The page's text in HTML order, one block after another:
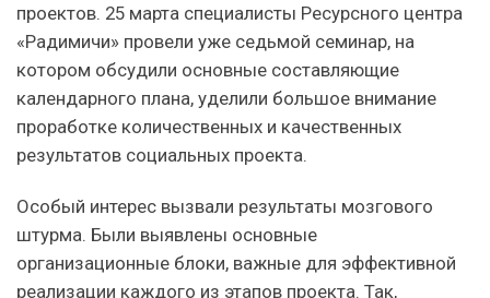
проектов. 25 марта специалисты Ресурсного центра
«Радимичи» провели уже седьмой семинар, на
котором обсудили основные составляющие
календарного плана, уделили большое внимание
проработке количественных и качественных
результатов социальных проекта.
Особый интерес вызвали результаты мозгового
штурма. Были выявлены основные
организационные блоки, важные для эффективной
реализации каждого из этапов проекта. Так,